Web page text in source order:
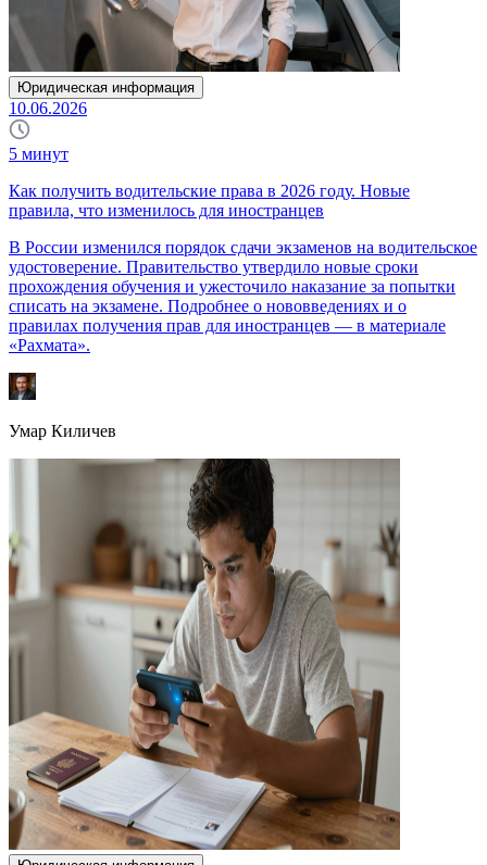
Юридическая информация
10.06.2026
5 минут
Как получить водительские права в 2026 году. Новые
правила, что изменилось для иностранцев
В России изменился порядок сдачи экзаменов на водительское
удостоверение. Правительство утвердило новые сроки
прохождения обучения и ужесточило наказание за попытки
списать на экзамене. Подробнее о нововведениях и о
правилах получения прав для иностранцев — в материале
«Рахмата».
Умар Киличев